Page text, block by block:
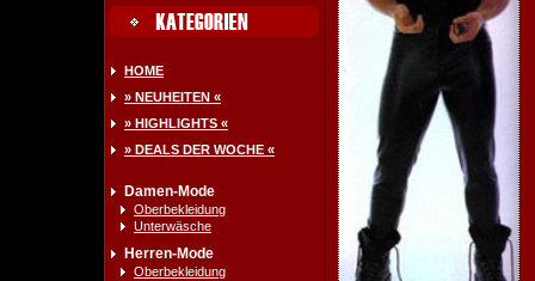
HOME
» NEUHEITEN «
» HIGHLIGHTS «
» DEALS DER WOCHE «
Damen-Mode
Oberbekleidung
Unterwäsche
Herren-Mode
Oberbekleidung